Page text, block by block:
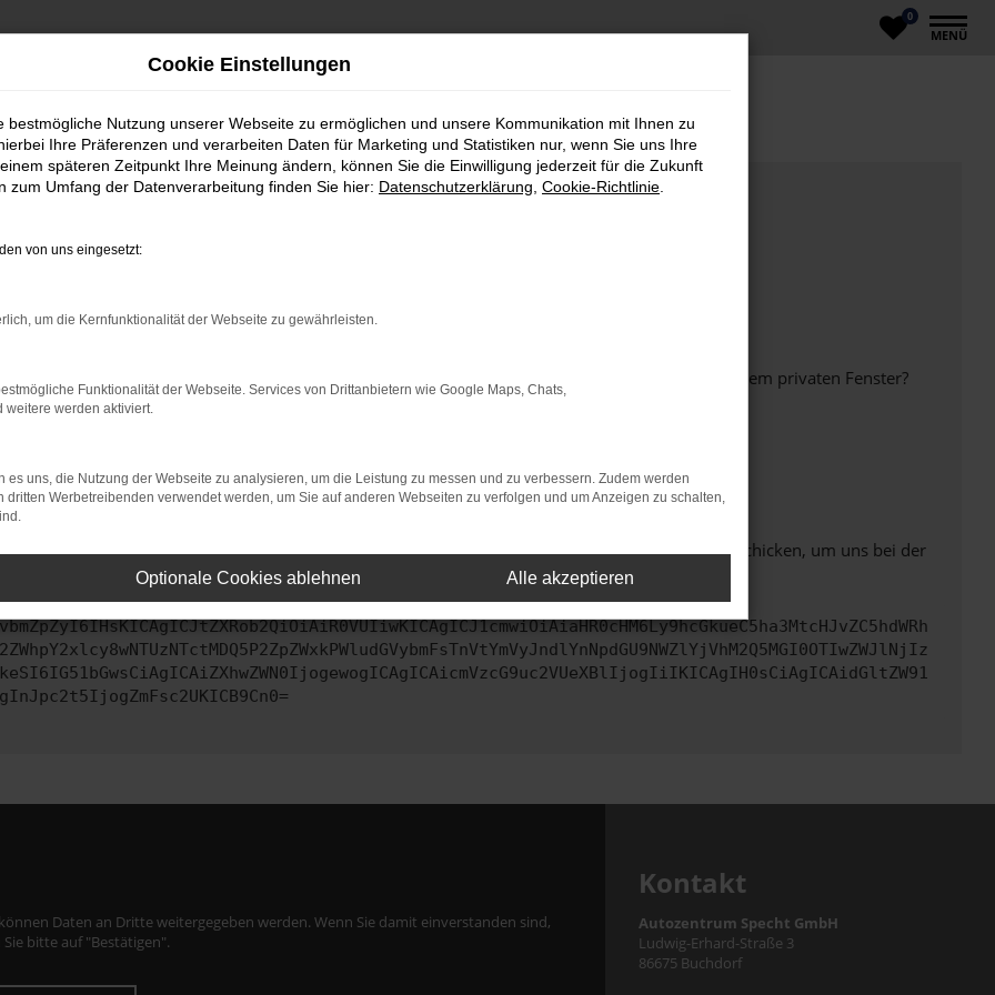
0
MENÜ
bestimmter Seiten verhindern. Funktioniert die Seite in einem anderen Browser oder in einem privaten Fenster?
beheben.
auf dem neuesten Stand sind.
kann auch dazu führen, dass bestimmte Funktionen nicht mehr unterstützt werden.
uns bitte. Wir werden versuchen, das Problem zu beheben. Du kannst uns diesen Text schicken, um uns bei der
Daten an Dritte weitergegeben werden. Wenn Sie damit einverstanden sind,
Sie bitte auf "Bestätigen".
Kontakt
Autozentrum Specht GmbH
Ludwig-Erhard-Straße 3
86675 Buchdorf
Cookie Einstellungen
bestmögliche Nutzung unserer Webseite zu ermöglichen und unsere Kommunikation mit Ihnen zu
Ihre Präferenzen und verarbeiten Daten für Marketing und Statistiken nur, wenn Sie uns Ihre
späteren Zeitpunkt Ihre Meinung ändern, können Sie die Einwilligung jederzeit für die Zukunft
zum Umfang der Datenverarbeitung finden Sie hier: Datenschutzerklärung Cookie-Richtlinie
von uns eingesetzt:
um die Kernfunktionalität der Webseite zu gewährleisten.
Funktionalität der Webseite. Services von Drittanbietern wie Google Maps, Chats,
weitere werden aktiviert.
es uns, die Nutzung der Webseite zu analysieren, um die Leistung zu messen und zu verbessern. Zudem werden
dritten Werbetreibenden verwendet werden, um Sie auf anderen Webseiten zu verfolgen und um Anzeigen zu schalten,
Optionale Cookies ablehnen Alle akzeptieren